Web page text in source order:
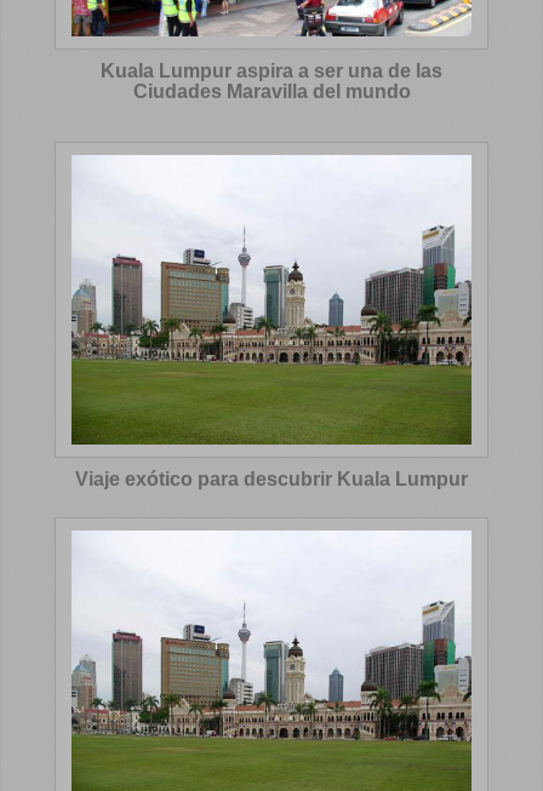
Kuala Lumpur aspira a ser una de las
Ciudades Maravilla del mundo
Viaje exótico para descubrir Kuala Lumpur